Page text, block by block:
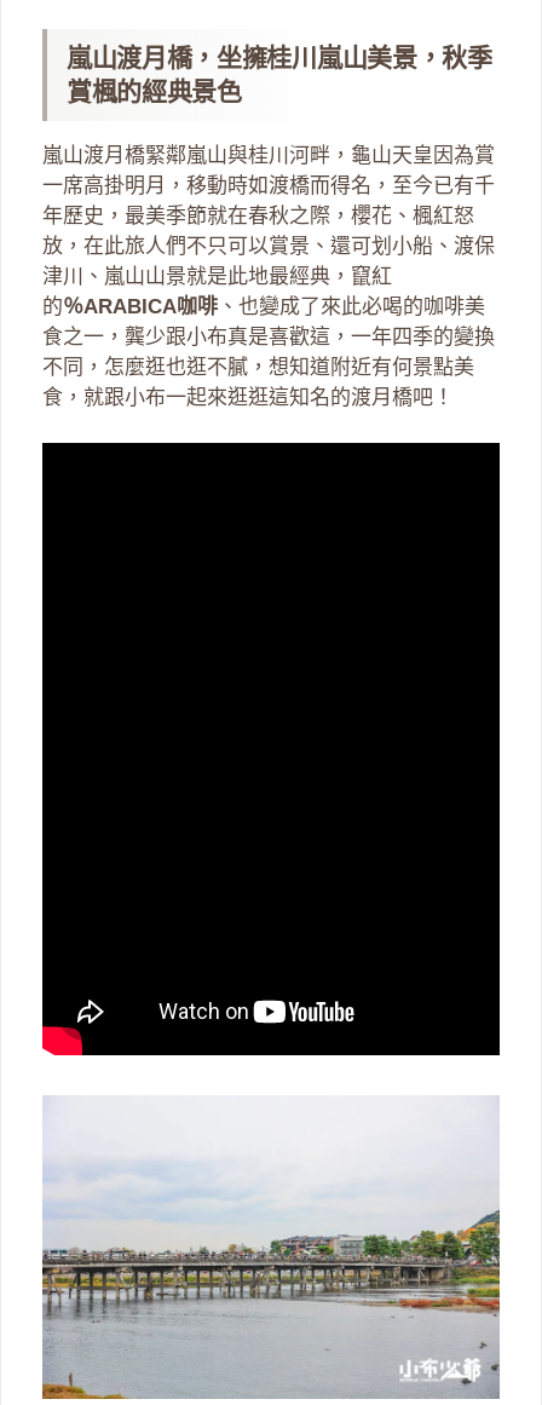
嵐山渡月橋，坐擁桂川嵐山美景，秋季
賞楓的經典景色
嵐山渡月橋緊鄰嵐山與桂川河畔，龜山天皇因為賞
一席高掛明月，移動時如渡橋而得名，至今已有千
年歷史，最美季節就在春秋之際，櫻花、楓紅怒
放，在此旅人們不只可以賞景、還可划小船、渡保
津川、嵐山山景就是此地最經典，竄紅
的％ARABICA咖啡 、也變成了來此必喝的咖啡美
食之一，龔少跟小布真是喜歡這，一年四季的變換
不同，怎麼逛也逛不膩，想知道附近有何景點美
食，就跟小布一起來逛逛這知名的渡月橋吧！